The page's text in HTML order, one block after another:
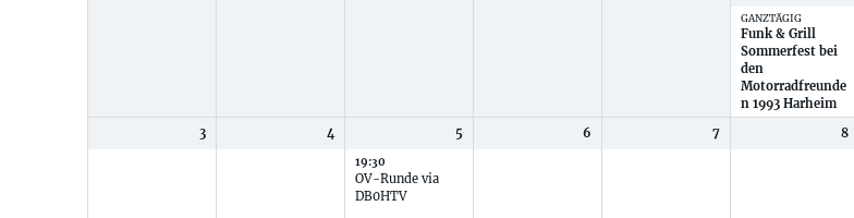
GANZTÄGIG
Funk & Grill
Sommerfest bei
den
Motorradfreunde
n 1993 Harheim
3 4 5
19:30
OV-Runde via
DB0HTV
6 7 8